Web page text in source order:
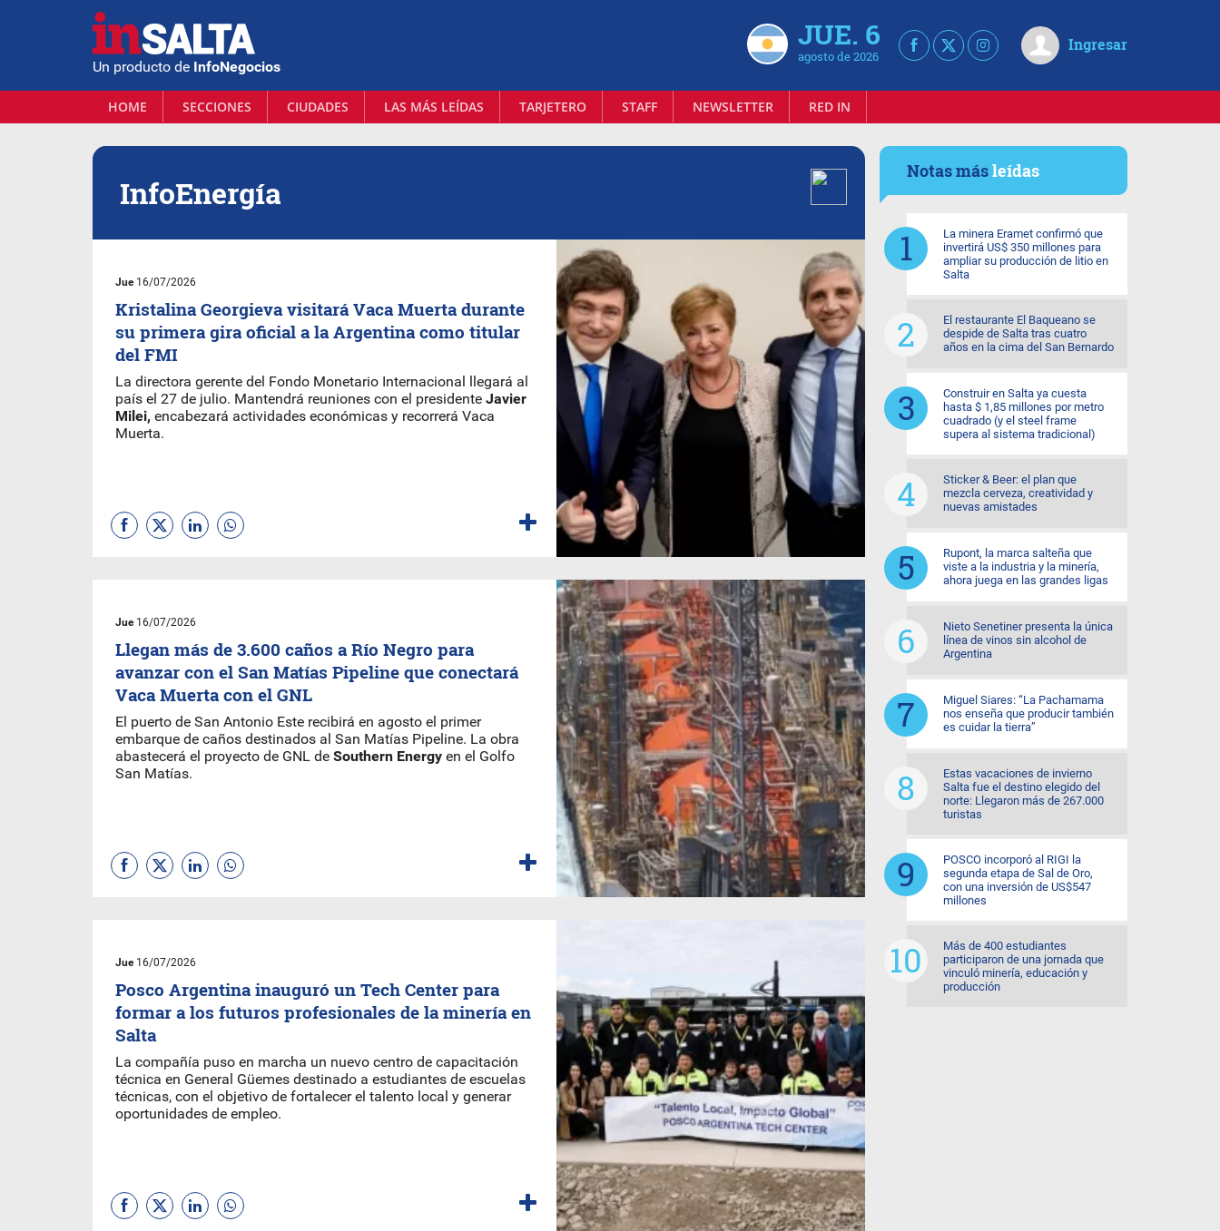
Un producto de InfoNegocios
JUE. 6
agosto de 2026
Ingresar
HOME SECCIONES CIUDADES LAS MÁS LEÍDAS TARJETERO STAFF NEWSLETTER RED IN
InfoEnergía
Jue16/07/2026
Kristalina Georgieva visitará Vaca Muerta durante
su primera gira oficial a la Argentina como titular
del FMI
La directora gerente del Fondo Monetario Internacional llegará al
país el 27 de julio. Mantendrá reuniones con el presidente Javier
Milei, encabezará actividades económicas y recorrerá Vaca
Muerta.
Jue16/07/2026
Llegan más de 3.600 caños a Río Negro para
avanzar con el San Matías Pipeline que conectará
Vaca Muerta con el GNL
El puerto de San Antonio Este recibirá en agosto el primer
embarque de caños destinados al San Matías Pipeline. La obra
abastecerá el proyecto de GNL de Southern Energy en el Golfo
San Matías.
Jue16/07/2026
Posco Argentina inauguró un Tech Center para
formar a los futuros profesionales de la minería en
Salta
La compañía puso en marcha un nuevo centro de capacitación
técnica en General Güemes destinado a estudiantes de escuelas
técnicas, con el objetivo de fortalecer el talento local y generar
oportunidades de empleo.
Notas másleídas
La minera Eramet confirmó que
invertirá US$ 350 millones para
ampliar su producción de litio en
Salta
El restaurante El Baqueano se
despide de Salta tras cuatro
años en la cima del San Bernardo
Construir en Salta ya cuesta
hasta $ 1,85 millones por metro
cuadrado (y el steel frame
supera al sistema tradicional)
Sticker & Beer: el plan que
mezcla cerveza, creatividad y
nuevas amistades
Rupont, la marca salteña que
viste a la industria y la minería,
ahora juega en las grandes ligas
Nieto Senetiner presenta la única
línea de vinos sin alcohol de
Argentina
Miguel Siares: “La Pachamama
nos enseña que producir también
es cuidar la tierra”
Estas vacaciones de invierno
Salta fue el destino elegido del
norte: Llegaron más de 267.000
turistas
POSCO incorporó al RIGI la
segunda etapa de Sal de Oro,
con una inversión de US$547
millones
Más de 400 estudiantes
participaron de una jornada que
vinculó minería, educación y
producción